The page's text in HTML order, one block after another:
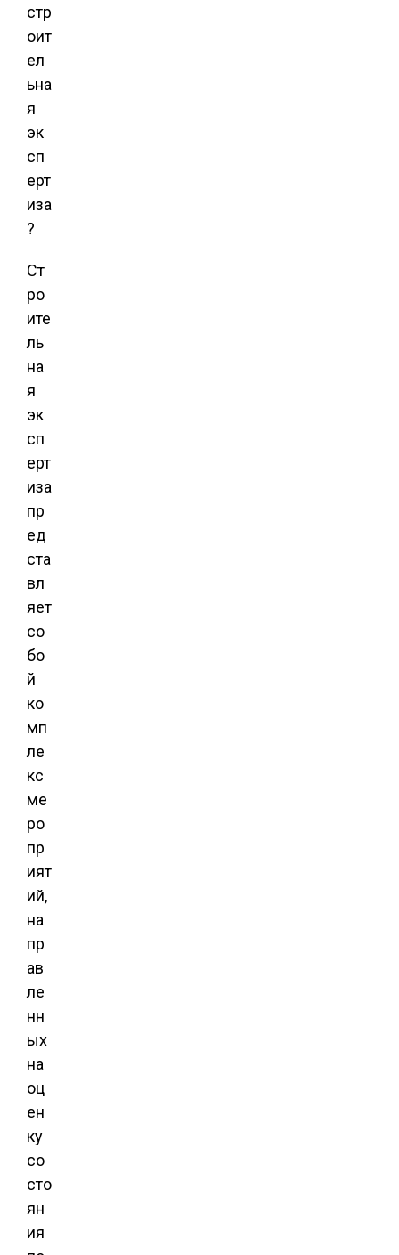
стр
оит
ел
ьна
я
эк
сп
ерт
иза
?
Ст
ро
ите
ль
на
я
эк
сп
ерт
иза
пр
ед
ста
вл
яет
со
бо
й
ко
мп
ле
кс
ме
ро
пр
ият
ий,
на
пр
ав
ле
нн
ых
на
оц
ен
ку
со
сто
ян
ия